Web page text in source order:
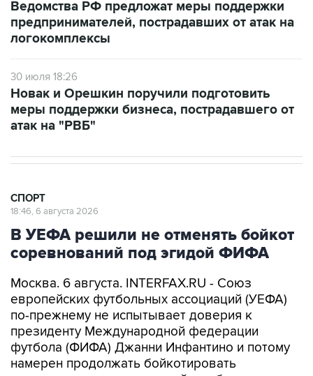
логокомплексы
меры поддержки бизнеса, пострадавшего от
атак на "РВБ"
В УЕФА решили не отменять бойкот
соревнований под эгидой ФИФА
Москва. 6 августа. INTERFAX.RU - Союз
по-прежнему не испытывает доверия к
президенту Международной федерации
футбола (ФИФА) Джанни Инфантино и потому
намерен продолжать бойкотировать
соревнования под ее эгидой, сообщает в
четверг Sky News.